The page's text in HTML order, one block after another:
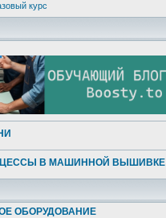
курс
В МАШИННОЙ ВЫШИВКЕ
ОБОРУДОВАНИЕ